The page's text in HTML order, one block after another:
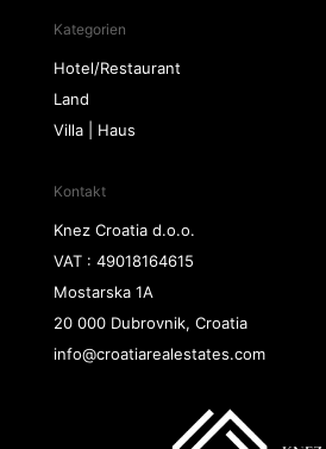
Kategorien
Hotel/Restaurant
Land
Villa | Haus
Kontakt
Knez Croatia d.o.o.
VAT : 49018164615
Mostarska 1A
20 000 Dubrovnik, Croatia
info@croatiarealestates.com